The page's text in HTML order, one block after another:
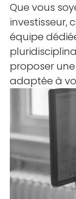
Que vous
investisseur,
équipe
proposer
adaptée à